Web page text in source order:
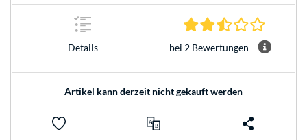
Details bei 2 Bewertungen
Artikel kann derzeit nicht gekauft werden